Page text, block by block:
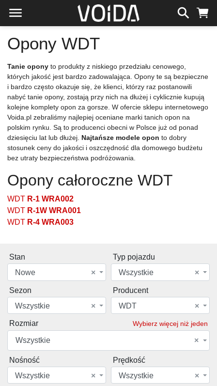
Opony WDT
Tanie opony to produkty z niskiego przedziału cenowego,
których jakość jest bardzo zadowalająca. Opony te są bezpieczne
i bardzo często okazuje się, że klienci, którzy raz postanowili
nabyć tanie opony, zostają przy nich na dłużej i cyklicznie kupują
kolejne komplety opon za gorsze. W ofercie sklepu internetowego
Voida.pl zebraliśmy najlepiej oceniane marki tanich opon na
polskim rynku. Są to producenci obecni w Polsce już od ponad
dziesięciu lat lub dłużej. Najtańsze modele opon to dobry
stosunek ceny do jakości i oszczędność dla domowego budżetu
bez utraty bezpieczeństwa podróżowania.
Opony całoroczne WDT
WDT R-1 WRA002
WDT R-1W WRA001
WDT R-4 WRA003
Stan
×
Nowe
Typ pojazdu
×
Wszystkie
Sezon
×
Wszystkie
Producent
×
WDT
Rozmiar Wybierz więcej niż jeden
×
Wszystkie
Nośność
×
Wszystkie
Prędkość
×
Wszystkie